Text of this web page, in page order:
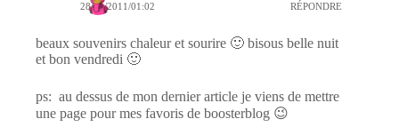
28/01/2011/01:02 RÉPONDRE
beaux souvenirs chaleur et sourire 🙂 bisous belle nuit
et bon vendredi 🙂
ps: au dessus de mon dernier article je viens de mettre
une page pour mes favoris de boosterblog 😉